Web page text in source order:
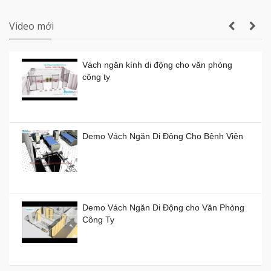
Video mới
Vách ngăn kính di động cho văn phòng
công ty
Demo Vách Ngăn Di Động Cho Bệnh Viện
Demo Vách Ngăn Di Động cho Văn Phòng
Công Ty
Vách ngăn kính di động giá rẻ
Giá:0đ
Vách ngăn xếp di động ở TP HCM giá bao
nhiêu tiền?
Giá:0đ
Vách ngăn di động Hồ Chí Minh